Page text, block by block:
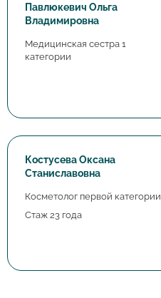
Павлюкевич Ольга
Владимировна
Медицинская сестра 1
категории
Костусева Оксана
Станиславовна
Косметолог первой категории
Стаж 23 года